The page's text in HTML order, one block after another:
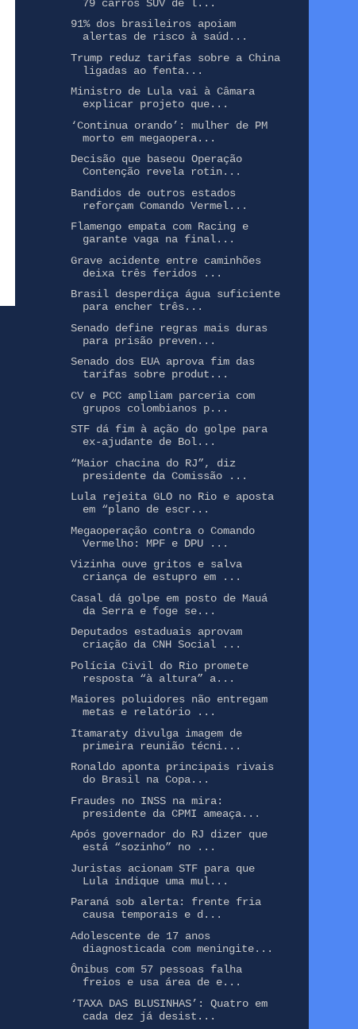
79 carros SUV de l...
91% dos brasileiros apoiam
alertas de risco à saúd...
Trump reduz tarifas sobre a China
ligadas ao fenta...
Ministro de Lula vai à Câmara
explicar projeto que...
‘Continua orando’: mulher de PM
morto em megaopera...
Decisão que baseou Operação
Contenção revela rotin...
Bandidos de outros estados
reforçam Comando Vermel...
Flamengo empata com Racing e
garante vaga na final...
Grave acidente entre caminhões
deixa três feridos ...
Brasil desperdiça água suficiente
para encher três...
Senado define regras mais duras
para prisão preven...
Senado dos EUA aprova fim das
tarifas sobre produt...
CV e PCC ampliam parceria com
grupos colombianos p...
STF dá fim à ação do golpe para
ex-ajudante de Bol...
“Maior chacina do RJ”, diz
presidente da Comissão ...
Lula rejeita GLO no Rio e aposta
em “plano de escr...
Megaoperação contra o Comando
Vermelho: MPF e DPU ...
Vizinha ouve gritos e salva
criança de estupro em ...
Casal dá golpe em posto de Mauá
da Serra e foge se...
Deputados estaduais aprovam
criação da CNH Social ...
Polícia Civil do Rio promete
resposta “à altura” a...
Maiores poluidores não entregam
metas e relatório ...
Itamaraty divulga imagem de
primeira reunião técni...
Ronaldo aponta principais rivais
do Brasil na Copa...
Fraudes no INSS na mira:
presidente da CPMI ameaça...
Após governador do RJ dizer que
está “sozinho” no ...
Juristas acionam STF para que
Lula indique uma mul...
Paraná sob alerta: frente fria
causa temporais e d...
Adolescente de 17 anos
diagnosticada com meningite...
Ônibus com 57 pessoas falha
freios e usa área de e...
‘TAXA DAS BLUSINHAS’: Quatro em
cada dez já desist...